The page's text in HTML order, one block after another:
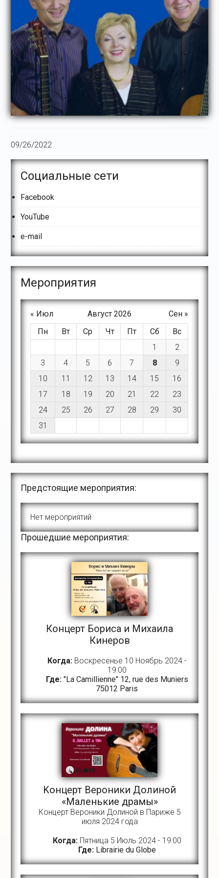
09/26/2022
Основной
сайдбар
Социальные сети
Facebook
YouTube
e-mail
Meроприятия
Август 2026
Пн
Вт Ср Чт Пт Сб
Вс
1
2
3
4 5 6 7 8
9
10
11 12 13 14 15
16
17
18 19 20 21 22
23
24
25 26 27 28 29
30
31
« Июл Сен »
Предстоящие мероприятия:
Нет мероприятий
Прошедшие мероприятия:
Концерт Бориса и Михаила
Кинеров
Когда:Воскресенье 10 Ноябрь 2024 -
19:00
Где: "La Camillienne" 12, rue des Muniers
75012 Paris
Kонцерт Вероники Долиной
«Маленькие драмы»
Концерт Вероники Долиной в Париже 5
июля 2024 года
Когда:Пятница 5 Июль 2024 - 19:00
Где: Librairie du Globe